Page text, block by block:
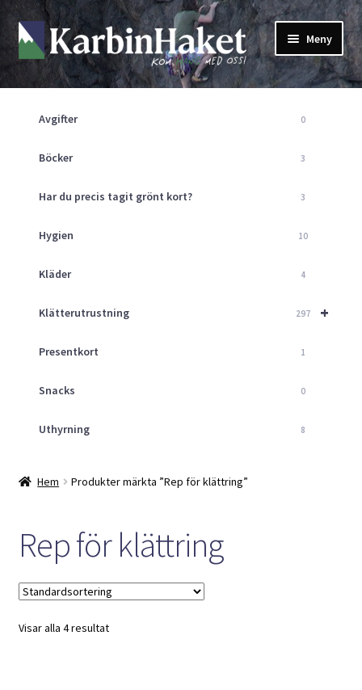
Hoppa
till
navigering
Hoppa
till
innehåll
Meny
Shop
Returpolicy
Mitt Konto
Kurser
Klätterväggen
Aktuellt
Avgifter 0
Böcker 3
Har du precis tagit grönt kort? 3
Hygien 10
Kläder 4
+
Klätterutrustning 297
Presentkort 1
Snacks 0
Uthyrning 8
Hem Produkter märkta ”Rep för klättring”
Rep för klättring
Visar alla 4 resultat